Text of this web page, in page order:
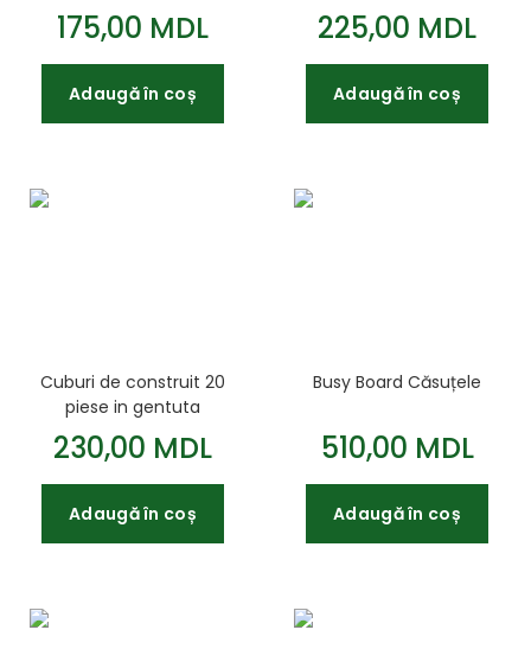
175,00 MDL
Adaugă în coș
225,00 MDL
Adaugă în coș
Cuburi de construit 20
piese in gentuta
230,00 MDL
Adaugă în coș
Busy Board Căsuțele
510,00 MDL
Adaugă în coș